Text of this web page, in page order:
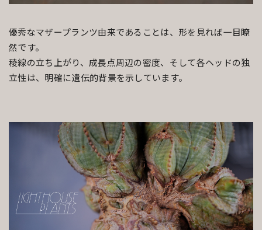
優秀なマザープランツ由来であることは、形を見れば一目瞭
然です。
稜線の立ち上がり、成長点周辺の密度、そして各ヘッドの独
立性は、明確に遺伝的背景を示しています。